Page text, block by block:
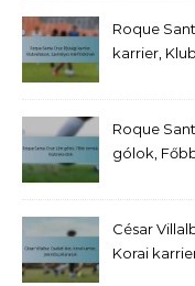
Roque
karrier,
Roque
gólok,
César
Korai